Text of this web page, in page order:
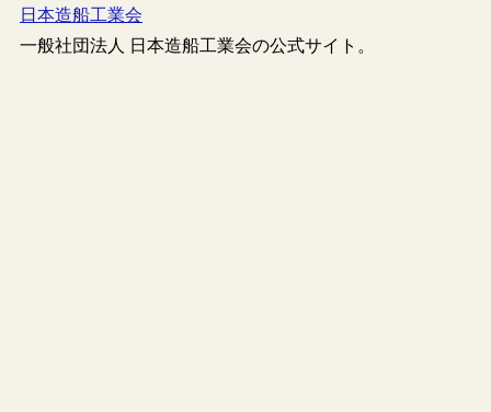
日本造船工業会
一般社団法人 日本造船工業会の公式サイト。